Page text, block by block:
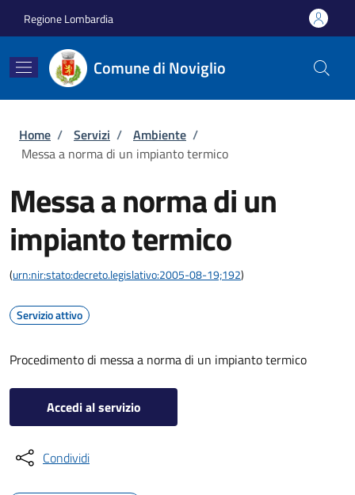
Regione Lombardia
Comune di Noviglio
Briciole di pane
Home / Servizi / Ambiente /
Messa a norma di un impianto termico
Messa a norma di un
impianto termico
(urn:nir:stato:decreto.legislativo:2005-08-19;192)
Servizio attivo
Procedimento di messa a norma di un impianto termico
Accedi al servizio
Condividi